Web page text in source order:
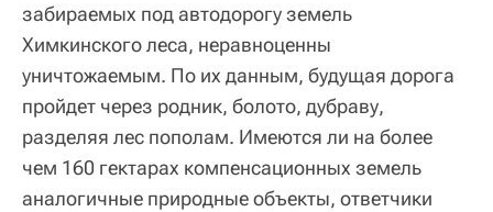
забираемых под автодорогу земель
Химкинского леса, неравноценны
уничтожаемым. По их данным, будущая дорога
пройдет через родник, болото, дубраву,
разделяя лес пополам. Имеются ли на более
чем 160 гектарах компенсационных земель
аналогичные природные объекты, ответчики